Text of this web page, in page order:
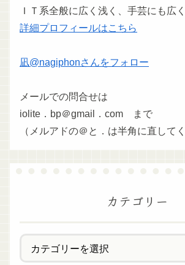
ＩＴ系全般に広く浅く、手芸にも広
詳細プロフィールはこちら
凪@nagiphonさんをフォロー
メールでの問合せは
iolite．bp＠gmail．com まで
（メルアドの＠と．は半角に直して
カテゴリー